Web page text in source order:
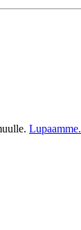
Lupaamme.